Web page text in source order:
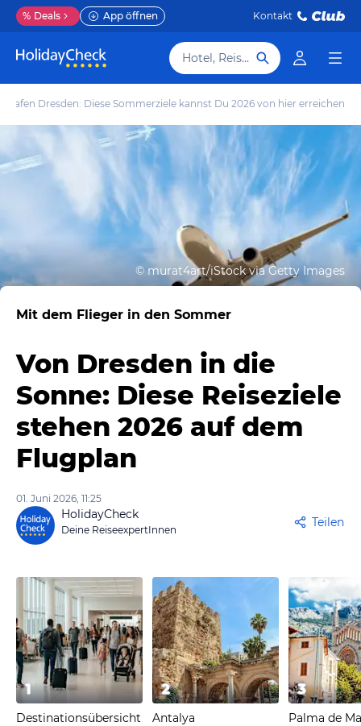
% Deals App öffnen Kontakt
Hotel, Reiseziel
Dresden: Diese Sommerziele kannst Du 2026 von hier erreichen
© murat4art/iStock via Getty Images
Mit dem Flieger in den Sommer
Von Dresden in die
Sonne: Diese Reiseziele
stehen 2026 auf dem
Flugplan
01. Juni 2026, 11:25
HolidayCheck
Deine ReiseexpertInnen
Teilen
1
Destinationsübersicht
2
Antalya
3
Palma de